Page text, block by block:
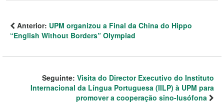
Anterior: UPM organizou a Final da China do Hippo
“English Without Borders” Olympiad
Seguinte: Visita do Director Executivo do Instituto
Internacional da Língua Portuguesa (IILP) à UPM para
promover a cooperação sino-lusófona